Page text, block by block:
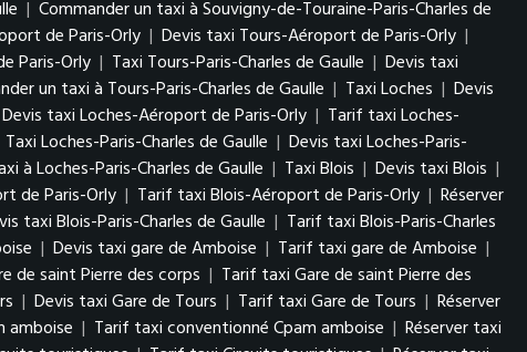
| Commander un taxi à Souvigny-de-Touraine-Paris-Charles de
de Paris-Orly | Devis taxi Tours-Aéroport de Paris-Orly |
Paris-Orly | Taxi Tours-Paris-Charles de Gaulle | Devis taxi
un taxi à Tours-Paris-Charles de Gaulle | Taxi Loches | Devis
Devis taxi Loches-Aéroport de Paris-Orly | Tarif taxi Loches-
Taxi Loches-Paris-Charles de Gaulle | Devis taxi Loches-Paris-
à Loches-Paris-Charles de Gaulle | Taxi Blois | Devis taxi Blois |
de Paris-Orly | Tarif taxi Blois-Aéroport de Paris-Orly | Réserver
taxi Blois-Paris-Charles de Gaulle | Tarif taxi Blois-Paris-Charles
| Devis taxi gare de Amboise | Tarif taxi gare de Amboise |
de saint Pierre des corps | Tarif taxi Gare de saint Pierre des
| Devis taxi Gare de Tours | Tarif taxi Gare de Tours | Réserver
amboise | Tarif taxi conventionné Cpam amboise | Réserver taxi